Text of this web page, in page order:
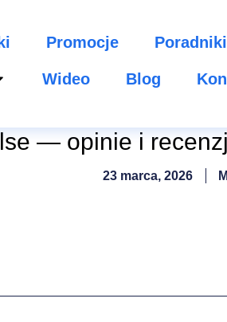
Promocje Poradniki
Wideo Blog
— opinie i
23 marca, 2026